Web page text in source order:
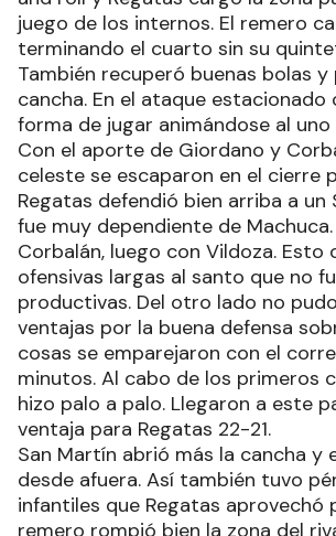
juego de los internos. El remero
terminando el cuarto sin su
También recuperó buenas bolas
cancha. En el ataque estacionado
forma de jugar animándose al
Con el aporte de Giordano y
celeste se escaparon en el cierre
Regatas defendió bien arriba a un
fue muy dependiente de
Corbalán, luego con Vildoza. Esto
ofensivas largas al santo que no
productivas. Del otro lado no
ventajas por la buena defensa
cosas se emparejaron con el
minutos. Al cabo de los primeros
hizo palo a palo. Llegaron a este
ventaja para Regatas 22-21.
San Martín abrió más la cancha y
desde afuera. Así también tuvo
infantiles que Regatas aprovechó
remero rompió bien la zona del